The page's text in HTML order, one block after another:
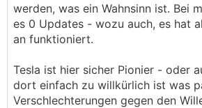
werden, was ein Wahnsinn ist. Bei
es 0 Updates - wozu auch, es hat
an funktioniert.
Tesla ist hier sicher Pionier - oder
dort einfach zu willkürlich ist was
Verschlechterungen gegen den